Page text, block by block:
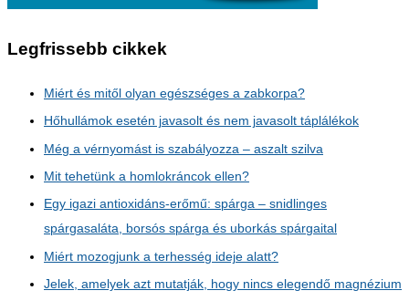
Legfrissebb cikkek
Miért és mitől olyan egészséges a zabkorpa?
Hőhullámok esetén javasolt és nem javasolt táplálékok
Még a vérnyomást is szabályozza – aszalt szilva
Mit tehetünk a homlokráncok ellen?
Egy igazi antioxidáns-erőmű: spárga – snidlinges
spárgasaláta, borsós spárga és uborkás spárgaital
Miért mozogjunk a terhesség ideje alatt?
Jelek, amelyek azt mutatják, hogy nincs elegendő magnézium